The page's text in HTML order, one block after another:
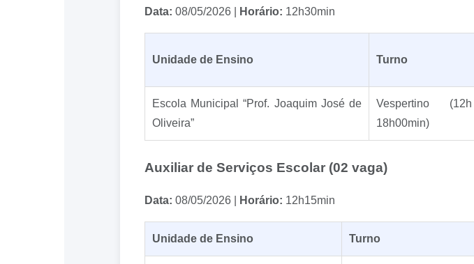
Data: 08/05/2026 | Horário: 12h30min
Unidade de Ensino Turno
Escola Municipal “Prof. Joaquim José de
Oliveira”
Vespertino
18h00min)
Auxiliar de Serviços Escolar (02 vaga)
Data: 08/05/2026 | Horário: 12h15min
Unidade de Ensino Turno